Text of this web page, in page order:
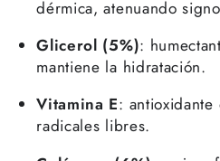
dérmica, atenuando
Glicerol (5%):
mantiene la hidratación.
Vitamina E:
radicales libres.